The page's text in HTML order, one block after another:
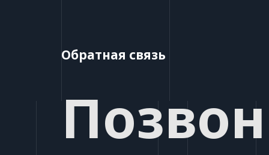
Обратная связь